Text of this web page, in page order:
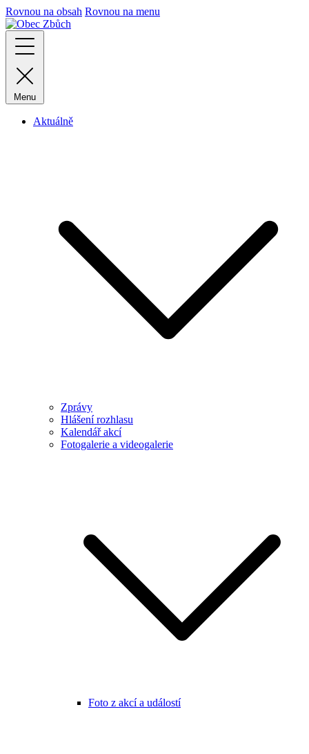
Rovnou na obsah Rovnou na menu
Menu
Aktuálně
Zprávy
Hlášení rozhlasu
Kalendář akcí
Fotogalerie a videogalerie
Foto z akcí a událostí